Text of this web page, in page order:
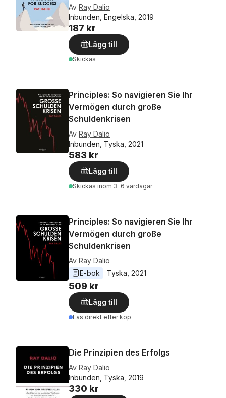
Av Ray Dalio
Inbunden, Engelska, 2019
187 kr
Lägg till
Skickas
Principles: So navigieren Sie Ihr
Vermögen durch große
Schuldenkrisen
Av Ray Dalio
Inbunden, Tyska, 2021
583 kr
Lägg till
Skickas inom 3-6 vardagar
Principles: So navigieren Sie Ihr
Vermögen durch große
Schuldenkrisen
Av Ray Dalio
E-bok
Tyska 2021
509 kr
Lägg till
Läs direkt efter köp
Die Prinzipien des Erfolgs
Av Ray Dalio
Inbunden, Tyska, 2019
330 kr